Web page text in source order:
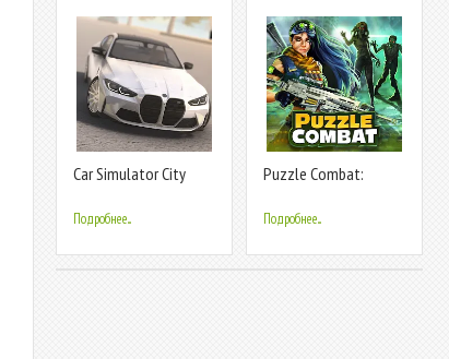
Car Simulator City
Подробнее...
Puzzle Combat:
Подробнее...